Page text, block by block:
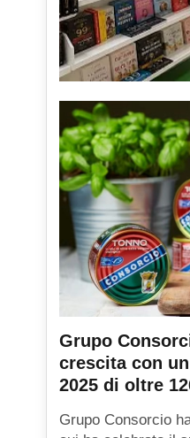
Grupo
crescita con
2025 di oltre
Grupo Consorcio